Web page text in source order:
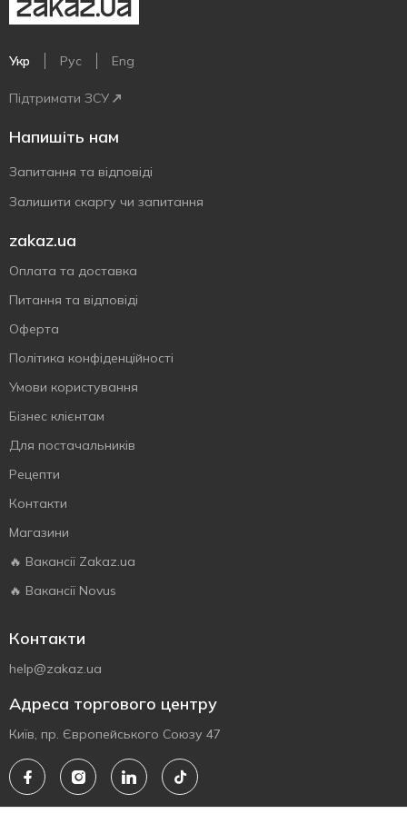
Укр Рус Eng
Підтримати ЗСУ
Напишіть нам
Запитання та відповіді
Залишити скаргу чи запитання
zakaz.ua
Оплата та доставка
Питання та відповіді
Оферта
Політика конфіденційності
Умови користування
Бізнес клієнтам
Для постачальників
Рецепти
Контакти
Магазини
🔥 Вакансії Zakaz.ua
🔥 Вакансії Novus
Контакти
help@zakaz.ua
Адреса торгового центру
Київ, пр. Європейського Союзу 47